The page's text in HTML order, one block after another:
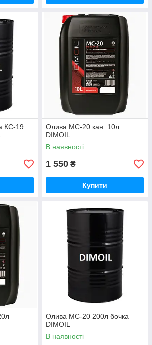
КС-19
Олива МС-20 кан. 10л
DIMOIL
В наявності
1 550 ₴
Купити
Олива МС-20 200л бочка
DIMOIL
В наявності